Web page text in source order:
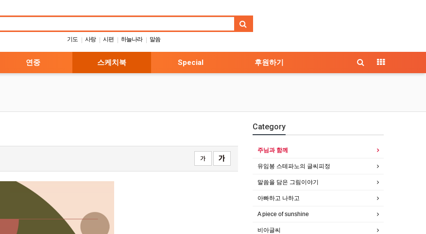
기도 | 사랑 | 시편 | 하늘나라 | 말씀
연중 스케치북 Special 후원하기
Category
주님과 함께
유임봉 스테파노의 글씨피정
말씀을 담은 그림이야기
아빠하고 나하고
A piece of sunshine
비아글씨